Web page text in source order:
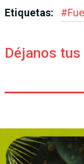
Etiquetas: #
Déjanos